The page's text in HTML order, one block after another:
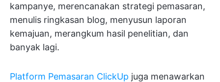
kampanye, merencanakan strategi pemasaran,
menulis ringkasan blog, menyusun laporan
kemajuan, merangkum hasil penelitian, dan
banyak lagi.
Platform Pemasaran ClickUp juga menawarkan